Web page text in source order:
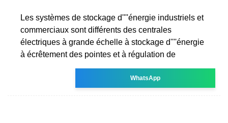
Les systèmes de stockage d''''énergie industriels et
commerciaux sont différents des centrales
électriques à grande échelle à stockage d''''énergie
à écrêtement des pointes et à régulation de
WhatsApp